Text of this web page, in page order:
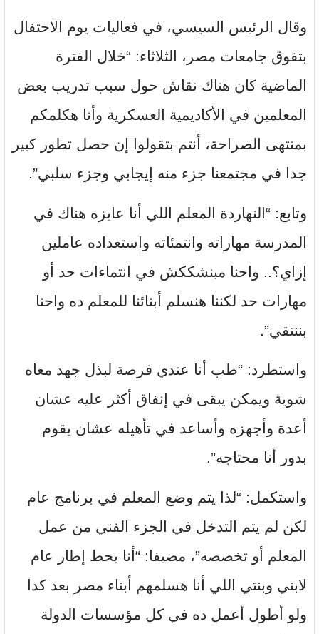
وقال الرئيس السيسي، في فعاليات يوم الاحتفال
بتفوق جامعات مصر، الثلاثاء: “خلال الفترة
الماضية كان هناك نقاش حول سبب تدريب بعض
المعلمين في الأكاديمية العسكرية وأنا هكلمكم
بمنتهى الصراحة، أنتم بتقولوا إن حصل تطور كبير
جدا في مجتمعنا جزء منه إيجابي وجزء سلبي”.
وتابع: “النهاردة المعلم اللي أنا عايزه هناك في
المدرسة مهاراته وانتمئاته واستعداده عاملين
إزاي؟.. واحنا مبنشككش في انتماءات حد أو
مهارات حد لكننا هنسلم أبنائنا للمعلم ده واحنا
بننتقي”.
واستطرد: “طب أنا عندي فرصة لبذل جهد معاه
شوية ويمكن يبقى في إنفاق أكثر عليه عشان
أعدة وأجهزه وأساعد في تأهيله عشان يقوم
بدور أنا محتاجه”.
واستكمل: “لذا يتم وضع المعلم في برنامج عام
لكن لم يتم التدخل في الجزء الفني من عمل
المعلم أو تخصصه”، مضيفا: “أنا بحط إطار عام
لابني وبنتي اللي أنا هسلمهم أبناء مصر بعد كدا
ولو أطول أعمل ده في كل مؤسسات الدولة